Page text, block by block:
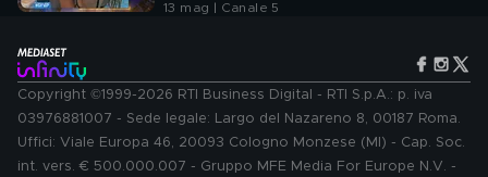
13 mag | Canale 5
Copyright ©1999-2026 RTI Business Digital - RTI S.p.A.: p. iva
03976881007 - Sede legale: Largo del Nazareno 8, 00187 Roma.
Uffici: Viale Europa 46, 20093 Cologno Monzese (MI) - Cap. Soc.
int. vers. € 500.000.007 - Gruppo MFE Media For Europe N.V. -